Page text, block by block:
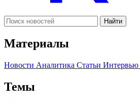
Найти
Материалы
Новости Аналитика Статьи Интервью
Темы